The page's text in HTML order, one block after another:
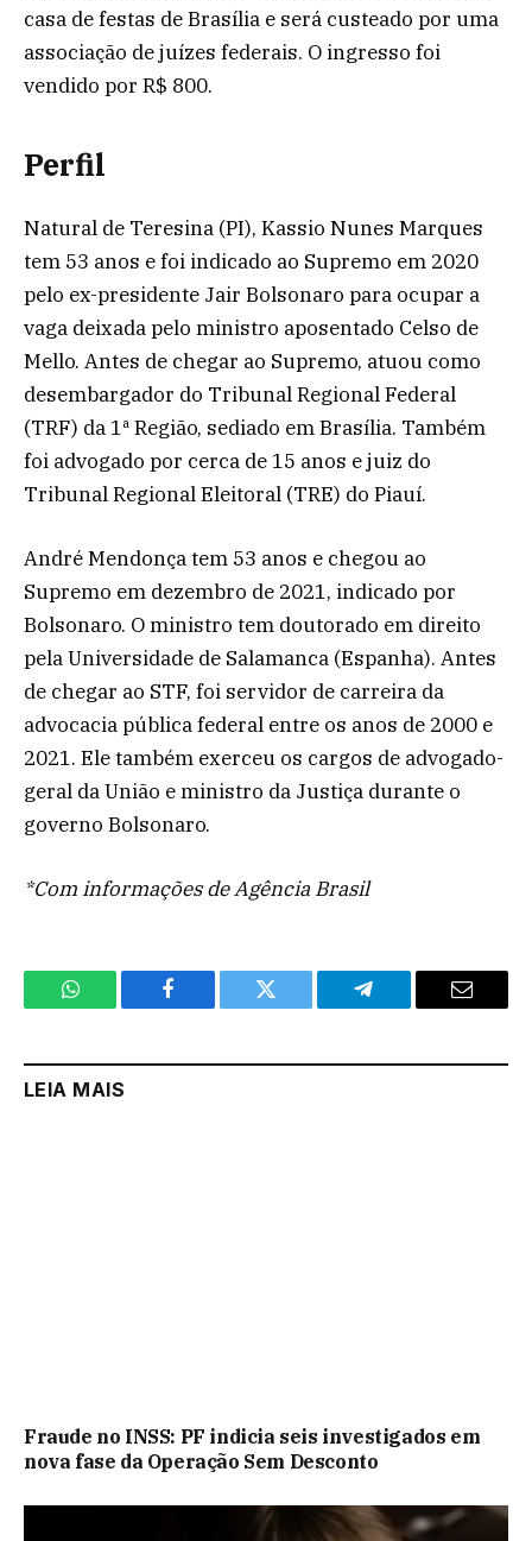
casa de festas de Brasília e será custeado por uma
associação de juízes federais. O ingresso foi
vendido por R$ 800.
Perfil
Natural de Teresina (PI), Kassio Nunes Marques
tem 53 anos e foi indicado ao Supremo em 2020
pelo ex-presidente Jair Bolsonaro para ocupar a
vaga deixada pelo ministro aposentado Celso de
Mello. Antes de chegar ao Supremo, atuou como
desembargador do Tribunal Regional Federal
(TRF) da 1ª Região, sediado em Brasília. Também
foi advogado por cerca de 15 anos e juiz do
Tribunal Regional Eleitoral (TRE) do Piauí.
André Mendonça tem 53 anos e chegou ao
Supremo em dezembro de 2021, indicado por
Bolsonaro. O ministro tem doutorado em direito
pela Universidade de Salamanca (Espanha). Antes
de chegar ao STF, foi servidor de carreira da
advocacia pública federal entre os anos de 2000 e
2021. Ele também exerceu os cargos de advogado-
geral da União e ministro da Justiça durante o
governo Bolsonaro.
*Com informações de Agência Brasil
WhatsApp Facebook Twitter Telegram Email
LEIA MAIS
Fraude no INSS: PF indicia seis investigados em
nova fase da Operação Sem Desconto